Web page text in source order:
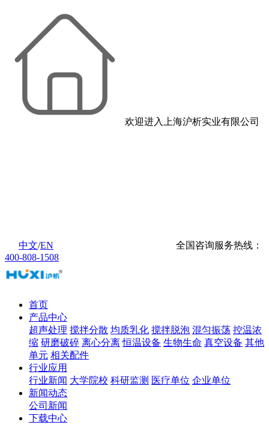
欢迎进入上海沪析实业有限公司
中文/EN
全国咨询服务热线：
400-808-1508
首页
产品中心
超声处理 搅拌分散 均质乳化 搅拌脱泡 混匀振荡 控温浓
缩 研磨破碎 离心分离 恒温设备 生物生命 真空设备 其他
单元 相关配件
行业应用
行业新闻 大学院校 科研监测 医疗单位 企业单位
新闻动态
公司新闻
下载中心